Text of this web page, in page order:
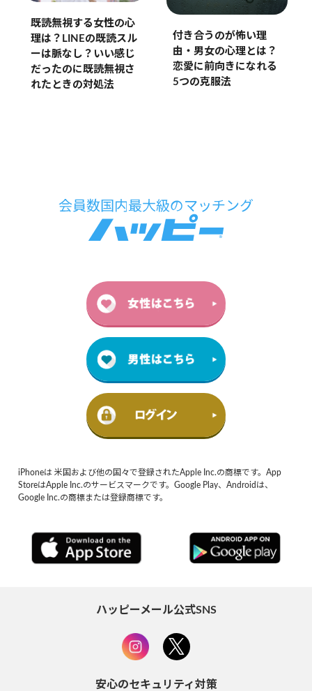
既読無視する女性の心
理は？LINEの既読スル
ーは脈なし？いい感じ
だったのに既読無視さ
れたときの対処法
付き合うのが怖い理
由・男女の心理とは？
恋愛に前向きになれる
5つの克服法
iPhoneは 米国および他の国々で登録されたApple Inc.の商標です。App
StoreはApple Inc.のサービスマークです。Google Play、Androidは、
Google Inc.の商標または登録商標です。
ハッピーメール公式SNS
安心のセキュリティ対策